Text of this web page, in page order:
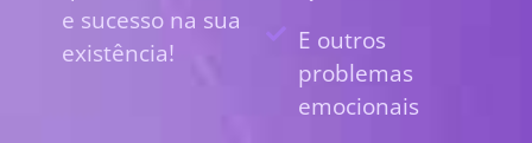
e sucesso na sua
existência!
E outros
problemas
emocionais